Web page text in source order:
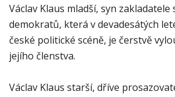
Václav Klaus mladší, syn
demokratů, která v devadesátých
české politické scéně, je čerstvě
jejího členstva.
Václav Klaus starší, dříve